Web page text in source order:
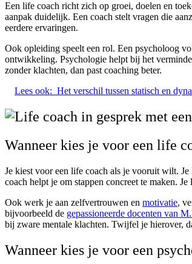
Een life coach richt zich op groei, doelen en
aanpak duidelijk. Een coach stelt vragen die
eerdere ervaringen.
Ook opleiding speelt een rol. Een psycholoog
ontwikkeling. Psychologie helpt bij het
zonder klachten, dan past coaching beter.
Lees ook: Het verschil tussen statisch en
Wanneer kies je voor een life
Je kiest voor een life coach als je vooruit wilt.
coach helpt je om stappen concreet te maken.
Ook werk je aan zelfvertrouwen en motivatie,
bijvoorbeeld de gepassioneerde docenten van
bij zware mentale klachten. Twijfel je hierover,
Wanneer kies je voor een